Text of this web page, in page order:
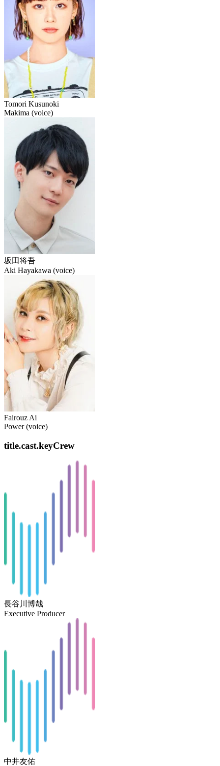
Tomori Kusunoki
Makima (voice)
坂田将吾
Aki Hayakawa (voice)
Fairouz Ai
Power (voice)
title.cast.keyCrew
長谷川博哉
Executive Producer
中井友佑